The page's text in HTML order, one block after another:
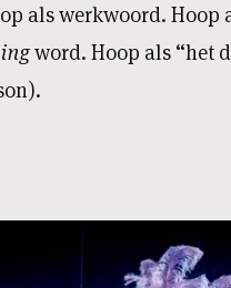
als werkwoord. Hoop
word. Hoop als “het